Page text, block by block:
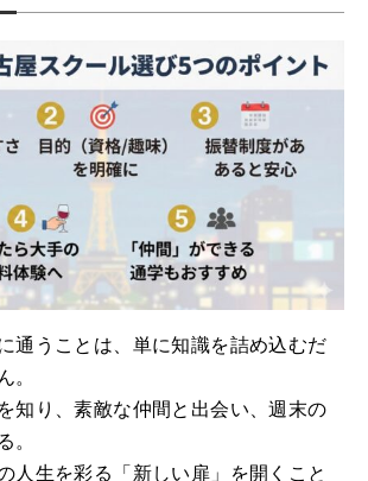
通うことは、単に知識を詰め込むだ
。
知り、素敵な仲間と出会い、週末の
。
人生を彩る「新しい扉」を開くこと